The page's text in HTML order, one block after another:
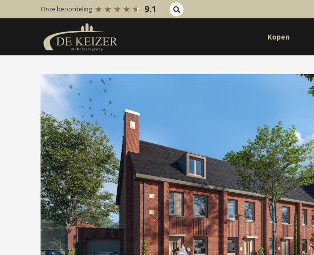
Koopaanbod
Bestaande bouw
Internationaal
Nieuwbouw
Bedrijfsaanbod
Huuraanbod
Bedrijfsaanbod
Hypotheken
Hypotheekadvies
Reviews
Onze beoordeling 9.1
Kopen